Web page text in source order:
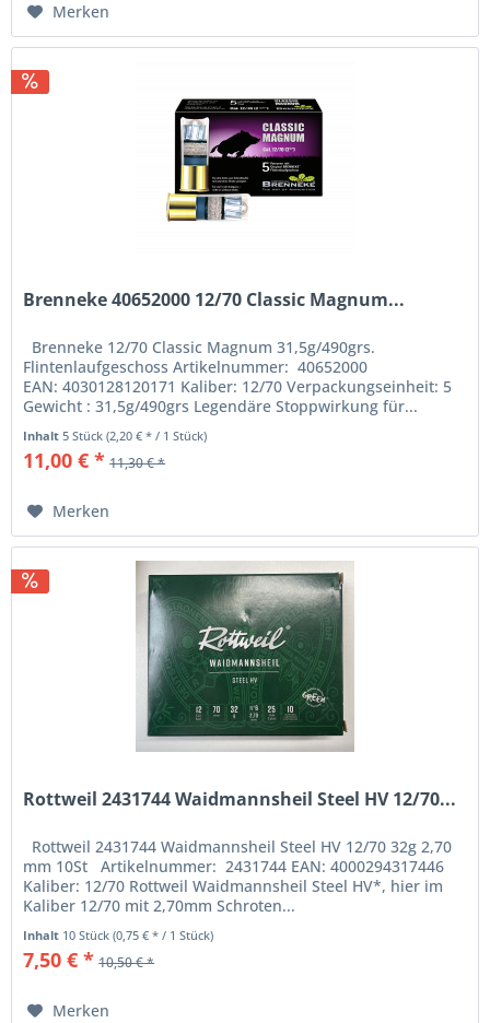
Merken
Brenneke 40652000 12/70 Classic Magnum...
Brenneke 12/70 Classic Magnum 31,5g/490grs.
Flintenlaufgeschoss Artikelnummer: 40652000
EAN: 4030128120171 Kaliber: 12/70 Verpackungseinheit: 5
Gewicht : 31,5g/490grs Legendäre Stoppwirkung für...
Inhalt5 Stück(2,20 € * / 1 Stück)
11,00 € * 11,30 € *
Merken
Rottweil 2431744 Waidmannsheil Steel HV 12/70...
Rottweil 2431744 Waidmannsheil Steel HV 12/70 32g 2,70
mm 10St Artikelnummer: 2431744 EAN: 4000294317446
Kaliber: 12/70 Rottweil Waidmannsheil Steel HV*, hier im
Kaliber 12/70 mit 2,70mm Schroten...
Inhalt 10 Stück(0,75 € * / 1 Stück)
7,50 € * 10,50 € *
Merken